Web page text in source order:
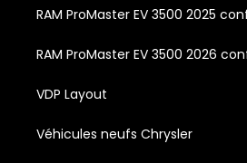
RAM ProMaster EV 3500 2025
RAM ProMaster EV 3500 2026
VDP Layout
Véhicules neufs Chrysler